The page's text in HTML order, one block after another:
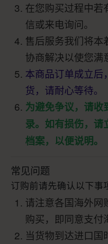
在您购买过程中若
信或来电询问。
售后服务我们将本
协商解决以使您满
本商品订单成立后
货，请耐心等待。
为避免争议，请收
录。如有损伤，请
档案，以便说明。
常见问题
订购前请先确认以下事
请注意各国海外网
购买，即同意支付
当货物到达进口